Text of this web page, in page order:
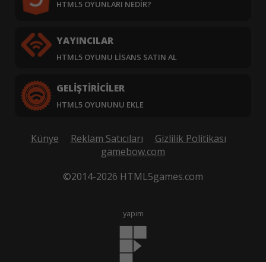
HTML5 OYUNLARI NEDIR?
YAYINCILAR
HTML5 OYUNU LISANS SATIN AL
GELIŞTIRICILER
HTML5 OYUNUNU EKLE
Künye Reklam Satıcıları
Gizlilik Politikası
gamebow.com
©2014-2026 HTML5games.com
yapım